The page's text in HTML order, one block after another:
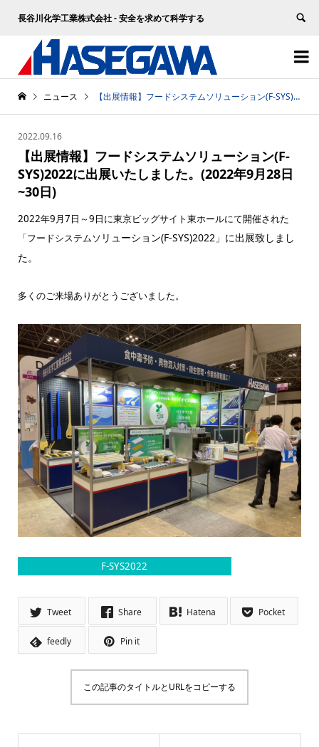
長谷川化学工業株式会社 - 安全を求めて科学する


ニュース 【出展情報】フードシステムソリューション(F-SYS)2022に出展いたしました。(2022年9月28日~30日)
2022.09.16
【出展情報】フードシステムソリューション(F-
SYS)2022に出展いたしました。(2022年9月28日
~30日)
2022年9月7日～9日に東京ビッグサイト東ホールにて開催された
「フードシステムソ リューション(F-SYS)2022」に出展致しまし
た。
多くのご来場ありがとうございました。
F-SYS2022
Tweet Share Hatena Pocket
feedly Pin it
この記事のタイトルとURLをコピーする